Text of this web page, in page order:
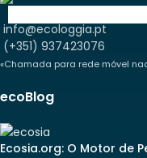
info@ecologgia.pt
(+351) 937423076
«Chamada para rede móvel
ecoBlog
Ecosia.org: O Motor de